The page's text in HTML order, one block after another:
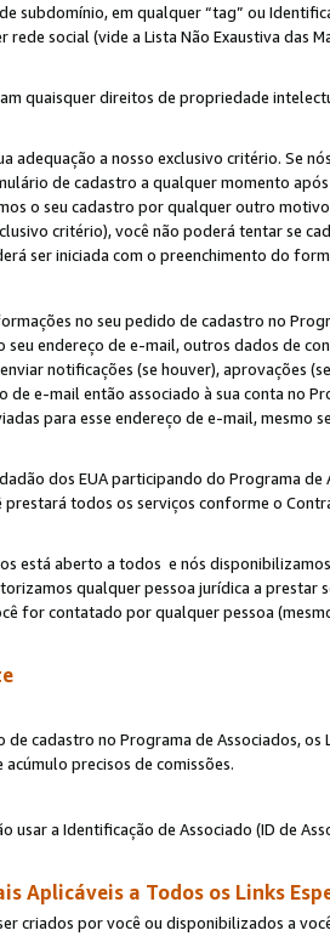
subdomínio, em qualquer “tag” ou
social (vide a Lista Não Exaustiva das
quaisquer direitos de propriedade
adequação a nosso exclusivo critério. Se
de cadastro a qualquer momento
o seu cadastro por qualquer outro
critério), você não poderá tentar se
ser iniciada com o preenchimento do
no seu pedido de cadastro no
seu endereço de e-mail, outros dados de
notificações (se houver), aprovações
de e-mail então associado à sua conta no
para esse endereço de e-mail,
dos EUA participando do Programa
prestará todos os serviços conforme o
está aberto a todos e nós
qualquer pessoa jurídica a
for contatado por qualquer pessoa
cadastro no Programa de Associados, os
precisos de comissões.
usar a Identificação de Associado (ID de
Aplicáveis a Todos os Links
criados por você ou disponibilizados a